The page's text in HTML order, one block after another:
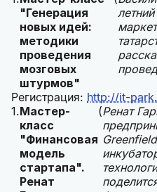
"Генерация
новых идей:
методики
проведения
мозговых
штурмов"
Регистрация: http://it-
Мастер-
класс
"Финансовая
модель
стартапа".
Ренат
(Ренат